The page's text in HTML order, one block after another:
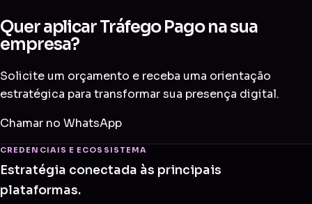
Quer aplicar Tráfego Pago na sua
empresa?
Solicite um orçamento e receba uma orientação
estratégica para transformar sua presença digital.
Chamar no WhatsApp
CREDENCIAIS E ECOSSISTEMA
Estratégia conectada às principais
plataformas.